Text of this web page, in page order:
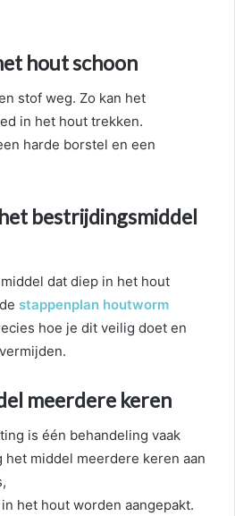
hout schoon
stof weg. Zo kan het
in het hout trekken.
harde borstel en een
bestrijdingsmiddel
dat diep in het hout
stappenplan houtworm
hoe je dit veilig doet en
meerdere keren
is één behandeling vaak
het middel meerdere keren aan
het hout worden aangepakt.